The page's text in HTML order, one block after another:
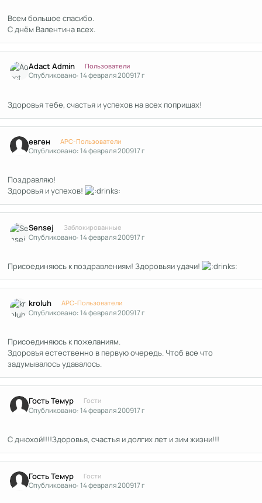
Всем большое спасибо.
С днём Валентина всех.
Adact Admin Пользователи
Опубликовано:14 февраля 200917 г
Здоровья тебе, счастья и успехов на всех поприщах!
евген APC-Пользователи
Опубликовано:14 февраля 200917 г
Поздравляю!
Здоровья и успехов!
Sensej Заблокированные
Опубликовано:14 февраля 200917 г
Присоединяюсь к поздравлениям! Здоровьяи удачи!
kroluh APC-Пользователи
Опубликовано:14 февраля 200917 г
Присоединяюсь к пожеланиям.
Здоровъя естественно в первую очередь. Чтоб все что
задумывалось удавалось.
Гость Темур Гости
Опубликовано:14 февраля 200917 г
С днюхой!!!!Здоровья, счастья и долгих лет и зим жизни!!!
Гость Темур Гости
Опубликовано:14 февраля 200917 г